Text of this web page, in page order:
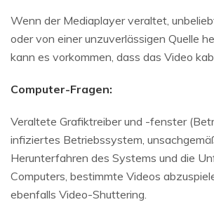
Wenn der Mediaplayer veraltet,
oder von einer unzuverlässigen Quelle
kann es vorkommen, dass das Video
Computer-Fragen:
Veraltete Grafiktreiber und -fenster
infiziertes Betriebssystem,
Herunterfahren des Systems und die
Computers, bestimmte Videos
ebenfalls Video-Shuttering.